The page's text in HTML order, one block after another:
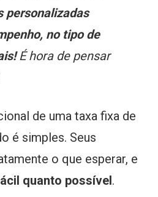
personalizadas
no tipo de
É hora de pensar
de uma taxa fixa de
é simples. Seus
o que esperar, e
quanto possível.